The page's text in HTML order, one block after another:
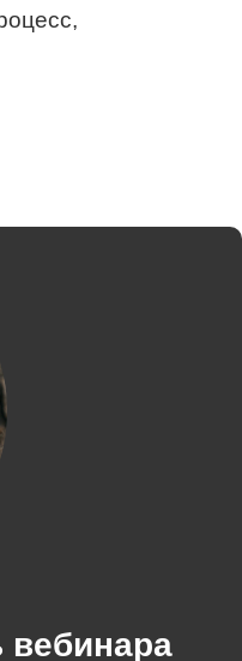
вебинара